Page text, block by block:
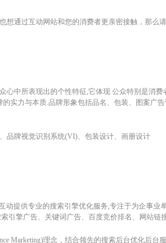
通过互动网站和您的消费者更亲密接触，那么请
心中所表现出的个性特征,它体现 公众特别是消
实力与本质.品牌形象包括品名、包装、图案广
品牌视觉识别系统(VI)、包装设计、画册设计
动提供专业的搜索引擎优化服务,专注于为企事业
引擎广告、关键词广告、百度竞价排名、网站链
Marketing)理念，结合领先的搜索后台优化后台